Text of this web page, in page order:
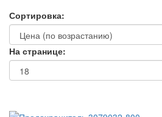
Сортировка:
На странице: